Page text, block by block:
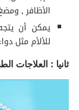
الأظافر ,
يمكن أن
للألأم مثل
ثانيا : العلاجات